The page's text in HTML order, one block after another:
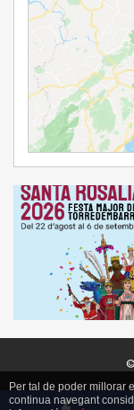
Per tal de poder millorar
continua navegant